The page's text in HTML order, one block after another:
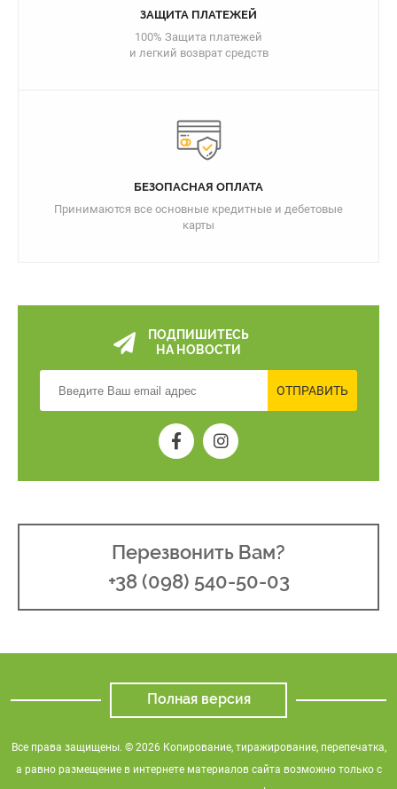
ЗАЩИТА ПЛАТЕЖЕЙ
100% Защита платежей
и легкий возврат средств
БЕЗОПАСНАЯ ОПЛАТА
Принимаются все основные кредитные и дебетовые
карты
ПОДПИШИТЕСЬ
НА НОВОСТИ
ОТПРАВИТЬ
Перезвонить Вам?
+38 (098) 540-50-03
Полная версия
Все права защищены. © 2026 Копирование, тиражирование, перепечатка,
а равно размещение в интернете материалов сайта возможно только с